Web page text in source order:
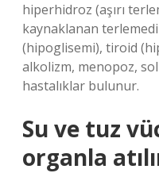
hiperhidroz (aşırı
kaynaklanan
(hipoglisemi), tiroid
alkolizm, menopoz,
hastalıklar bulunur.
Su ve tuz
organla